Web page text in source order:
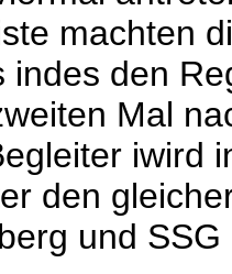
machten
indes den
Mal
iwird
den
und